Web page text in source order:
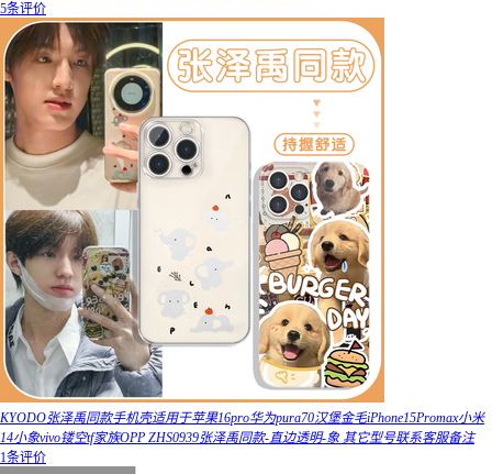
5条评价
KYODO张泽禹同款手机壳适用于苹果16pro华为pura70汉堡金毛iPhone15Promax小米
14小象vivo镂空tf家族OPP ZHS0939张泽禹同款-直边透明-象 其它型号联系客服备注
1条评价